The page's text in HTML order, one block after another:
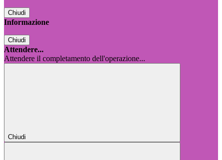
Chiudi
Informazione
Chiudi
Attendere...
Attendere il completamento dell'operazione...
Chiudi